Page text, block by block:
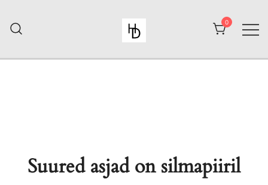
content
HiiuDesign
0
Suured asjad on silmapiiril